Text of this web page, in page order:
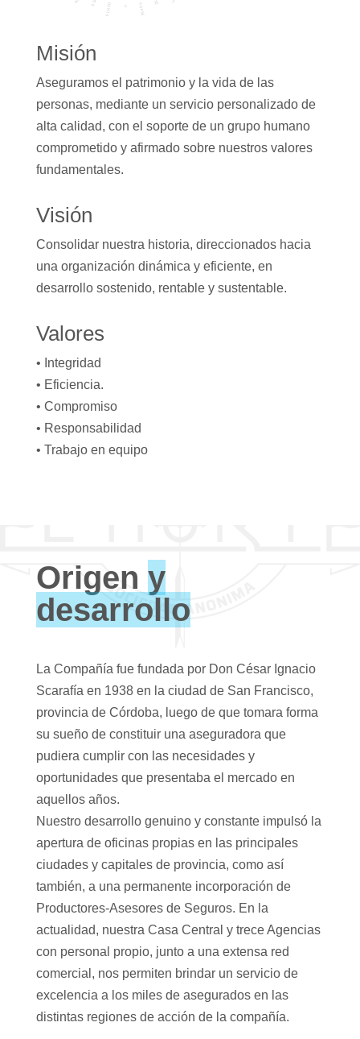
Misión
Aseguramos el patrimonio y la vida de las
personas, mediante un servicio personalizado de
alta calidad, con el soporte de un grupo humano
comprometido y afirmado sobre nuestros valores
fundamentales.
Visión
Consolidar nuestra historia, direccionados hacia
una organización dinámica y eficiente, en
desarrollo sostenido, rentable y sustentable.
Valores
• Integridad
• Eficiencia.
• Compromiso
• Responsabilidad
• Trabajo en equipo
Origen y
desarrollo
La Compañía fue fundada por Don César Ignacio
Scarafía en 1938 en la ciudad de San Francisco,
provincia de Córdoba, luego de que tomara forma
su sueño de constituir una aseguradora que
pudiera cumplir con las necesidades y
oportunidades que presentaba el mercado en
aquellos años.
Nuestro desarrollo genuino y constante impulsó la
apertura de oficinas propias en las principales
ciudades y capitales de provincia, como así
también, a una permanente incorporación de
Productores-Asesores de Seguros. En la
actualidad, nuestra Casa Central y trece Agencias
con personal propio, junto a una extensa red
comercial, nos permiten brindar un servicio de
excelencia a los miles de asegurados en las
distintas regiones de acción de la compañía.